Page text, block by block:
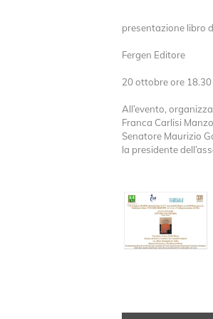
presentazione libro
Fergen Editore
20 ottobre ore 18.30
All’evento,
Franca Carlisi
Senatore Maurizio
la presidente